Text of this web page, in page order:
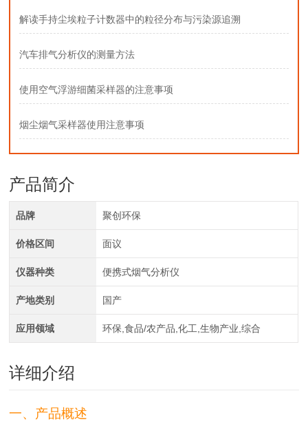
解读手持尘埃粒子计数器中的粒径分布与污染源追溯
汽车排气分析仪的测量方法
使用空气浮游细菌采样器的注意事项
烟尘烟气采样器使用注意事项
产品简介
品牌 聚创环保
价格区间 面议
仪器种类 便携式烟气分析仪
产地类别 国产
应用领域 环保,食品/农产品,化工,生物产业,综合
详细介绍
一、产品概述